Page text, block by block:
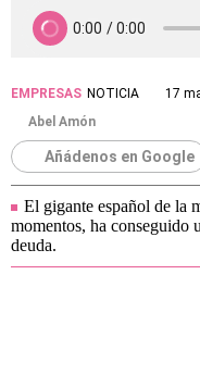
EMPRESAS NOTICIA
17
Abel Amón
Añádenos en Google
El gigante español de la
momentos, ha conseguido
deuda.